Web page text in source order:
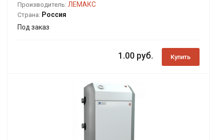
Производитель: ЛЕМАКС
Страна: Россия
Под заказ
1.00 руб. Купить